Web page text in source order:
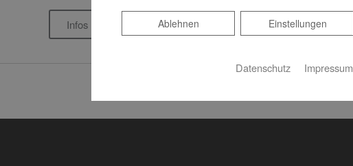
Infos > Infos >
Einstellungen
Ablehnen
Ablehnen
Datenschutz Impressum